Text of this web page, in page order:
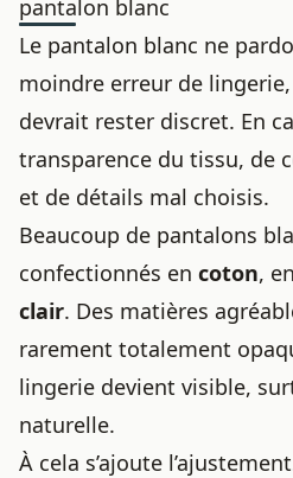
pantalon blanc
Le pantalon blanc ne
moindre erreur de
devrait rester discret. En
transparence du tissu, de
et de détails mal choisis.
Beaucoup de pantalons
confectionnés en coton, en
clair. Des matières
rarement totalement
lingerie devient visible,
naturelle.
À cela s’ajoute